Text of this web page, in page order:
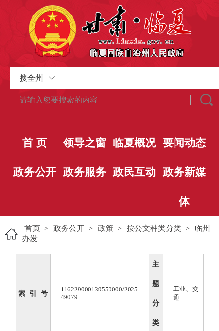
搜全州
首 页 领导之窗 临夏概况 要闻动态
政务公开 政务服务 政民互动 政务新媒
体
首页 > 政务公开 > 政策 > 按公文种类分类 > 临州
办发
索 引 号
116229000139550000/2025-
49079
主
题
分
类
工业、交
通